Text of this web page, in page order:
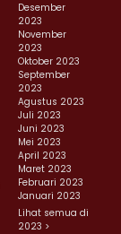
Desember
2023
November
2023
Oktober 2023
September
2023
Agustus 2023
Juli 2023
Juni 2023
Mei 2023
April 2023
Maret 2023
Februari 2023
Januari 2023
Lihat semua di
2023 >